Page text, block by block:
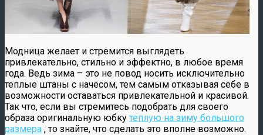
Модница желает и стремится выглядеть
привлекательно, стильно и эффектно, в любое время
года. Ведь зима – это не повод носить исключительно
теплые штаны с начесом, тем самым отказывая себе в
возможности оставаться привлекательной и красивой.
Так что, если вы стремитесь подобрать для своего
образа оригинальную юбку теплую на зиму большого
размера , то знайте, что сделать это вполне возможно.